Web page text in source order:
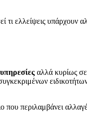
ελλείψεις υπάρχουν
υπηρεσίες αλλά κυρίως σε
που περιλαμβάνει